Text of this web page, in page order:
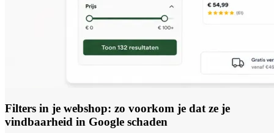
Filters in je webshop: zo voorkom je dat ze je
vindbaarheid in Google schaden